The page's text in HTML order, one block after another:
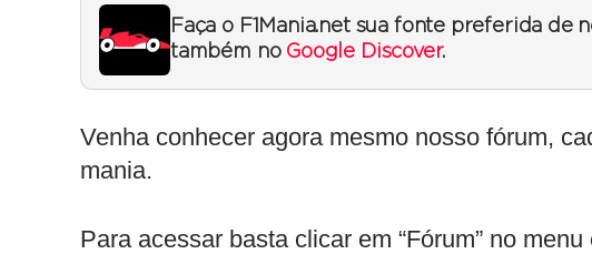
Faça o F1Mania.net sua fonte preferida de
também no Google Discover.
Venha conhecer agora mesmo nosso fórum,
mania.
Para acessar basta clicar em “Fórum” no